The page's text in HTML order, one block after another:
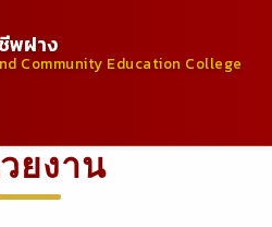
พฝาง
Community Education College
ยงาน